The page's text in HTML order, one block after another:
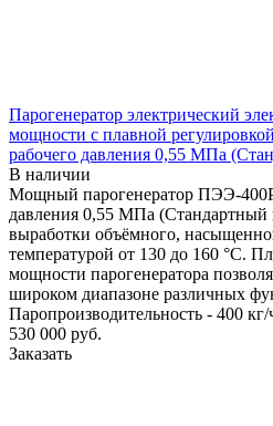
Парогенератор электрический
мощности с плавной
рабочего давления 0,55 МПа
В наличии
Мощный парогенератор ПЭЭ-400Р
давления 0,55 МПа (Стандартный
выработки объёмного,
температурой от 130 до 160 °С.
мощности парогенератора
широком диапазоне различных
Паропроизводительность - 400 кг/
530 000 руб.
Заказать